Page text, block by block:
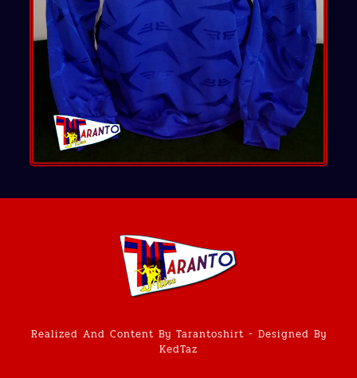
Realized And Content By Tarantoshirt - Designed By
KedTaz